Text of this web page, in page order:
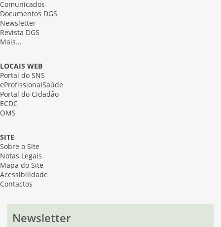
Comunicados
Documentos DGS
Newsletter
Revista DGS
Mais...
LOCAIS WEB
Portal do SNS
eProfissionalSaúde
Portal do Cidadão
ECDC
OMS
SITE
Sobre o Site
Notas Legais
Mapa do Site
Acessibilidade
Contactos
Newsletter